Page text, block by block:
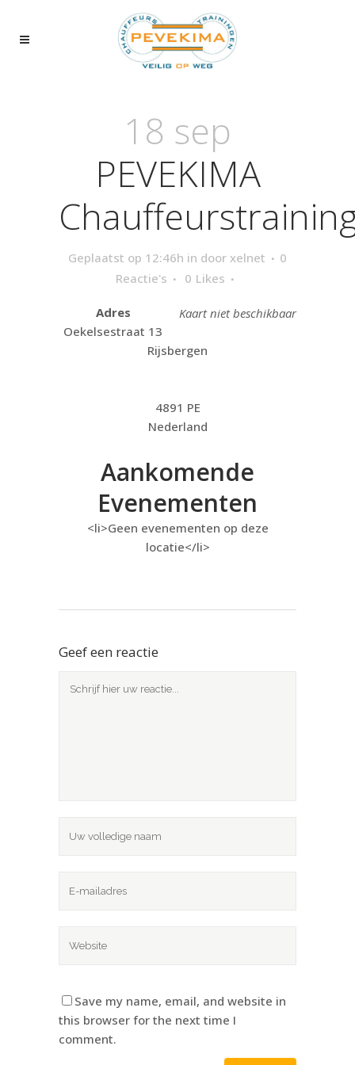
18 sep
PEVEKIMA
Geplaatst op 12:46h in door xelnet
0
Reactie's
0 Likes
Kaart niet beschikbaar
Adres
Oekelsestraat 13
Rijsbergen
4891 PE
Nederland
Aankomende
Evenementen
<li>Geen evenementen op deze
locatie</li>
Geef een reactie
Save my name, email, and website in
this browser for the next time I
comment.